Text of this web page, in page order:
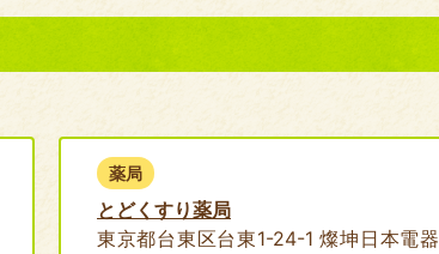
薬局
とどくすり薬局
東京都台東区台東1-24-1 燦坤日本電器